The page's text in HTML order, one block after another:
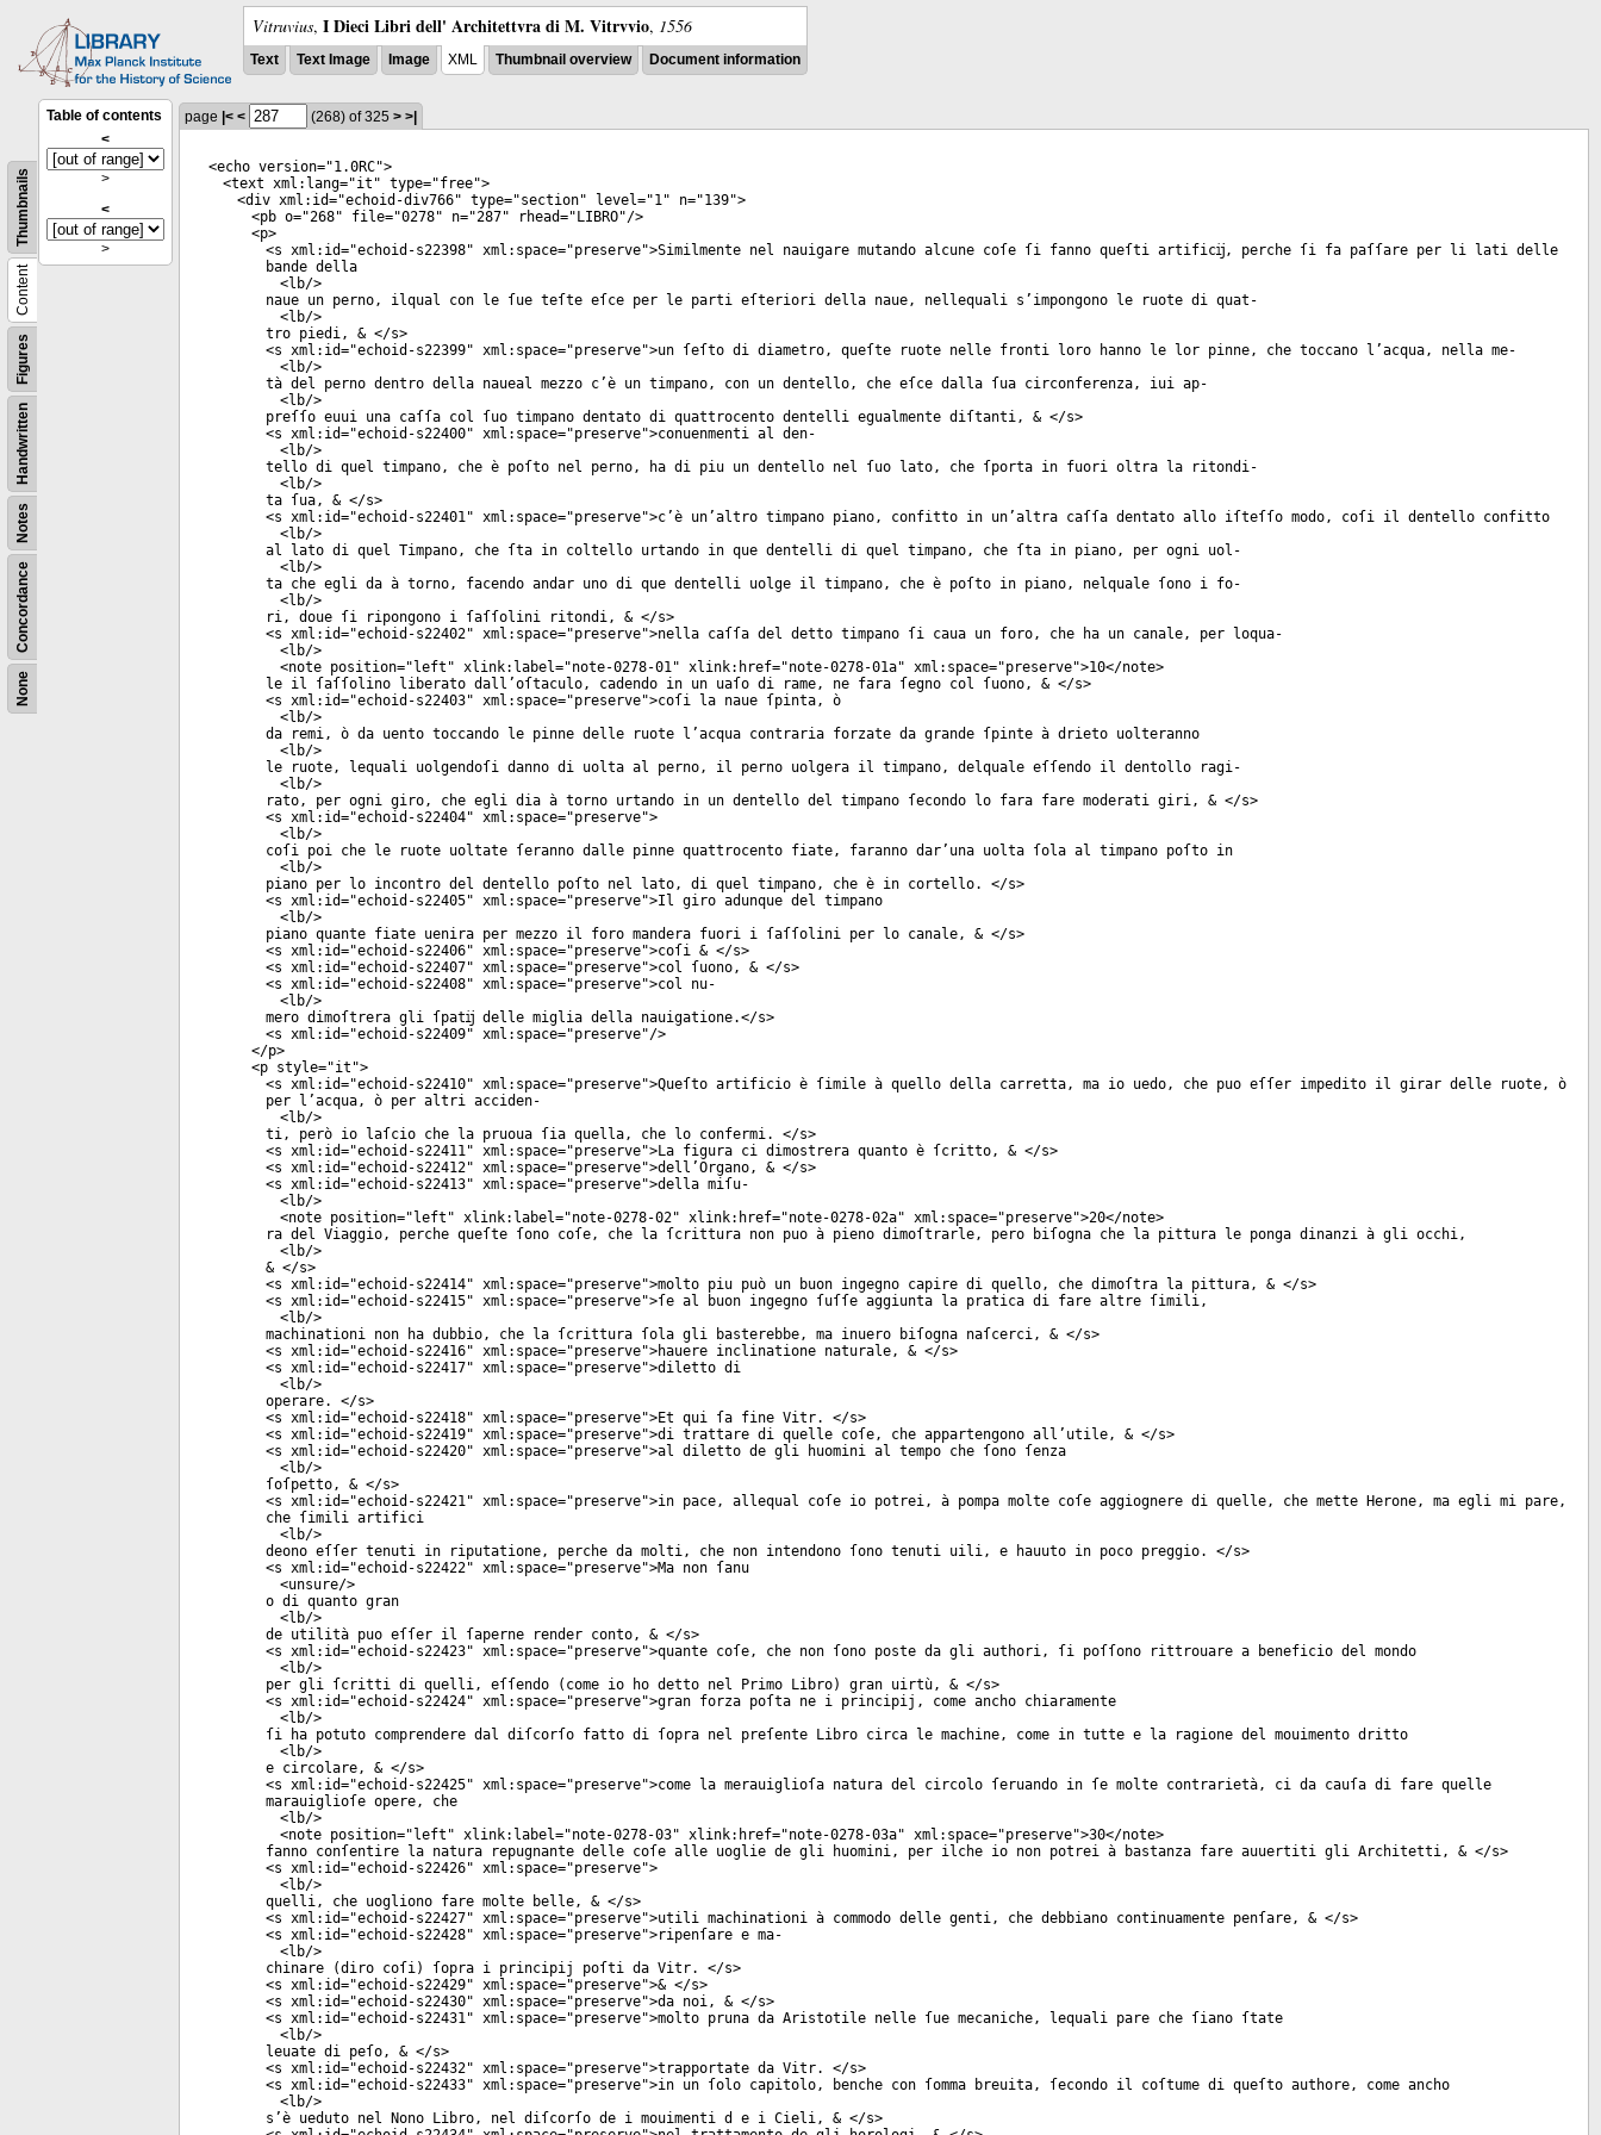
Vitruvius, I Dieci Libri dell' Architettvra di M. Vitrvvio, 1556
Text Text Image Image XML Thumbnail overview Document information
None
Concordance
Notes
Handwritten
Figures
Content
Thumbnails
Table of contents
<
>
<
>
page |< < (268) of 325 > >|
<echo version="1.0RC">
<text xml:lang="it " type="free">
<div xml:id="echoid-div766" type="section" level="1" n="139">
<pb o="268" file="0278" n="287" rhead=" LIBRO"/>
<p>
<s xml:id="echoid-s22398" xml:space="preserve">Similmente nel nauigare mutando alcune coſe ſi fanno queſti artificĳ, perche ſi fa paſſare per li lati delle
bande della
<lb/>
naue un perno, ilqual con le ſue teſte eſce per le parti eſteriori della naue, nellequali s’impongono le ruote di quat-
<lb/>
tro piedi, & </s>
<s xml:id="echoid-s22399" xml:space="preserve">un ſeſto di diametro, queſte ruote nelle fronti loro hanno le lor pinne, che toccano l’acqua, nella me-
<lb/>
tà del perno dentro della naueal mezzo c’è un timpano, con un dentello, che eſce dalla ſua circonferenza, iui ap-
<lb/>
preſſo euui una caſſa col ſuo timpano dentato di quattrocento dentelli egualmente diſtanti, & </s>
<s xml:id="echoid-s22400" xml:space="preserve">conuenmenti al den-
<lb/>
tello di quel timpano, che è poſto nel perno, ha di piu un dentello nel ſuo lato, che ſporta in fuori oltra la ritondi-
<lb/>
ta ſua, & </s>
<s xml:id="echoid-s22401" xml:space="preserve">c’è un’altro timpano piano, confitto in un’altra caſſa dentato allo iſteſſo modo, coſi il dentello confitto
<lb/>
al lato di quel Timpano, che ſta in coltello urtando in que dentelli di quel timpano, che ſta in piano, per ogni uol-
<lb/>
ta che egli da à torno, facendo andar uno di que dentelli uolge il timpano, che è poſto in piano, nelquale ſono i fo-
<lb/>
ri, doue ſi ripongono i ſaſſolini ritondi, & </s>
<s xml:id="echoid-s22402" xml:space="preserve">nella caſſa del detto timpano ſi caua un foro, che ha un canale, per loqua-
<lb/>
<note position=" left " xlink:label="note-0278-01" xlink:href="note-0278-01a" xml:space="preserve">10</note>
le il ſaſſolino liberato dall’oſtaculo, cadendo in un uaſo di rame, ne fara ſegno col ſuono, & </s>
<s xml:id="echoid-s22403" xml:space="preserve">coſi la naue ſpinta, ò
<lb/>
da remi, ò da uento toccando le pinne delle ruote l’acqua contraria forzate da grande ſpinte à drieto uolteranno
<lb/>
le ruote, lequali uolgendoſi danno di uolta al perno, il perno uolgera il timpano, delquale eſſendo il dentollo ragi-
<lb/>
rato, per ogni giro, che egli dia à torno urtando in un dentello del timpano ſecondo lo fara fare moderati giri, & </s>
<s xml:id="echoid-s22404" xml:space="preserve">
<lb/>
coſi poi che le ruote uoltate ſeranno dalle pinne quattrocento fiate, faranno dar’una uolta ſola al timpano poſto in
<lb/>
piano per lo incontro del dentello poſto nel lato, di quel timpano, che è in cortello. </s>
<s xml:id="echoid-s22405" xml:space="preserve">Il giro adunque del timpano
<lb/>
piano quante fiate uenira per mezzo il foro mandera fuori i ſaſſolini per lo canale, & </s>
<s xml:id="echoid-s22406" xml:space="preserve">coſi & </s>
<s xml:id="echoid-s22407" xml:space="preserve">col ſuono, & </s>
<s xml:id="echoid-s22408" xml:space="preserve">col nu-
<lb/>
mero dimoſtrera gli ſpatĳ delle miglia della nauigatione.</s>
<s xml:id="echoid-s22409" xml:space="preserve"/>
</p>
<p style="it ">
<s xml:id="echoid-s22410" xml:space="preserve">Queſto artificio è ſimile à quello della carretta, ma io uedo, che puo eſſer impedito il girar delle ruote, ò
per l’acqua, ò per altri acciden-
<lb/>
ti, però io laſcio che la pruoua ſia quella, che lo confermi. </s>
<s xml:id="echoid-s22411" xml:space="preserve">La figura ci dimostrera quanto è ſcritto, & </s>
<s xml:id="echoid-s22412" xml:space="preserve">dell’Organo, & </s>
<s xml:id="echoid-s22413" xml:space="preserve">della miſu-
<lb/>
<note position=" left " xlink:label="note-0278-02" xlink:href="note-0278-02a" xml:space="preserve">20</note>
ra del Viaggio, perche queſte ſono coſe, che la ſcrittura non puo à pieno dimoſtrarle, pero biſogna che la pittura le ponga dinanzi à gli occhi,
<lb/>
& </s>
<s xml:id="echoid-s22414" xml:space="preserve">molto piu può un buon ingegno capire di quello, che dimoſtra la pittura, & </s>
<s xml:id="echoid-s22415" xml:space="preserve">ſe al buon ingegno ſuſſe aggiunta la pratica di fare altre ſimili,
<lb/>
machinationi non ha dubbio, che la ſcrittura ſola gli basterebbe, ma inuero biſogna naſcerci, & </s>
<s xml:id="echoid-s22416" xml:space="preserve">hauere inclinatione naturale, & </s>
<s xml:id="echoid-s22417" xml:space="preserve">diletto di
<lb/>
operare. </s>
<s xml:id="echoid-s22418" xml:space="preserve">Et qui ſa fine Vitr. </s>
<s xml:id="echoid-s22419" xml:space="preserve">di trattare di quelle coſe, che appartengono all’utile, & </s>
<s xml:id="echoid-s22420" xml:space="preserve">al diletto de gli huomini al tempo che ſono ſenza
<lb/>
ſoſpetto, & </s>
<s xml:id="echoid-s22421" xml:space="preserve">in pace, allequal coſe io potrei, à pompa molte coſe aggiognere di quelle, che mette Herone, ma egli mi pare,
che ſimili artifici
<lb/>
deono eſſer tenuti in riputatione, perche da molti, che non intendono ſono tenuti uili, e hauuto in poco preggio. </s>
<s xml:id="echoid-s22422" xml:space="preserve">Ma non ſanu
<unsure/>
o di quanto gran
<lb/>
de utilità puo eſſer il ſaperne render conto, & </s>
<s xml:id="echoid-s22423" xml:space="preserve">quante coſe, che non ſono poste da gli authori, ſi poſſono rittrouare a beneficio del mondo
<lb/>
per gli ſcritti di quelli, eſſendo (come io ho detto nel Primo Libro) gran uirtù, & </s>
<s xml:id="echoid-s22424" xml:space="preserve">gran forza poſta ne i principij, come ancho chiaramente
<lb/>
ſi ha potuto comprendere dal diſcorſo fatto di ſopra nel preſente Libro circa le machine, come in tutte e la ragione del mouimento dritto
<lb/>
e circolare, & </s>
<s xml:id="echoid-s22425" xml:space="preserve">come la merauiglioſa natura del circolo ſeruando in ſe molte contrarietà, ci da cauſa di fare quelle
marauiglioſe opere, che
<lb/>
<note position=" left " xlink:label="note-0278-03" xlink:href="note-0278-03a" xml:space="preserve">30</note>
fanno conſentire la natura repugnante delle coſe alle uoglie de gli huomini, per ilche io non potrei à bastanza fare auuertiti gli Architetti, & </s>
<s xml:id="echoid-s22426" xml:space="preserve">
<lb/>
quelli, che uogliono fare molte belle, & </s>
<s xml:id="echoid-s22427" xml:space="preserve">utili machinationi à commodo delle genti, che debbiano continuamente penſare, & </s>
<s xml:id="echoid-s22428" xml:space="preserve">ripenſare e ma-
<lb/>
chinare (diro coſi) ſopra i principij poſti da Vitr. </s>
<s xml:id="echoid-s22429" xml:space="preserve">& </s>
<s xml:id="echoid-s22430" xml:space="preserve">da noi, & </s>
<s xml:id="echoid-s22431" xml:space="preserve">molto pruna da Aristotile nelle ſue mecaniche, lequali pare che ſiano ſtate
<lb/>
leuate di peſo, & </s>
<s xml:id="echoid-s22432" xml:space="preserve">trapportate da Vitr. </s>
<s xml:id="echoid-s22433" xml:space="preserve">in un ſolo capitolo, benche con ſomma breuita, ſecondo il coſtume di queſto authore, come ancho
<lb/>
s’è ueduto nel Nono Libro, nel diſcorſo de i mouimenti d e i Cieli, & </s>